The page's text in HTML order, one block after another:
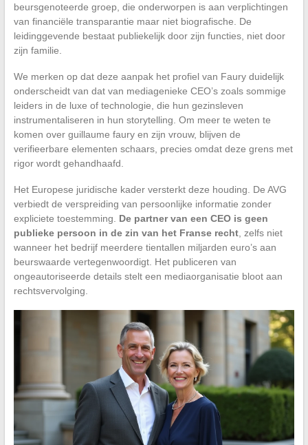
beursgenoteerde groep, die onderworpen is aan verplichtingen
van financiële transparantie maar niet biografische. De
leidinggevende bestaat publiekelijk door zijn functies, niet door
zijn familie.
We merken op dat deze aanpak het profiel van Faury duidelijk
onderscheidt van dat van mediagenieke CEO’s zoals sommige
leiders in de luxe of technologie, die hun gezinsleven
instrumentaliseren in hun storytelling. Om meer te weten te
komen over guillaume faury en zijn vrouw, blijven de
verifieerbare elementen schaars, precies omdat deze grens met
rigor wordt gehandhaafd.
Het Europese juridische kader versterkt deze houding. De AVG
verbiedt de verspreiding van persoonlijke informatie zonder
expliciete toestemming. De partner van een CEO is geen
publieke persoon in de zin van het Franse recht, zelfs niet
wanneer het bedrijf meerdere tientallen miljarden euro’s aan
beurswaarde vertegenwoordigt. Het publiceren van
ongeautoriseerde details stelt een mediaorganisatie bloot aan
rechtsvervolging.